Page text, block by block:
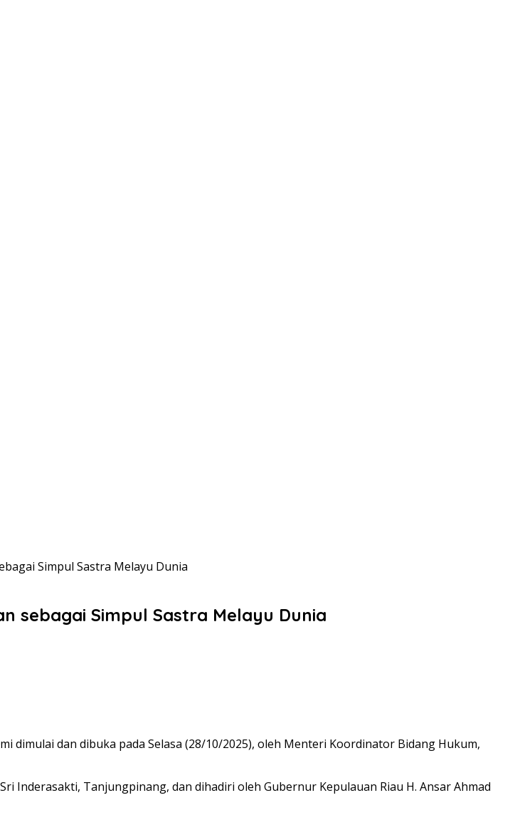
Simpul Sastra Melayu Dunia
sebagai Simpul Sastra Melayu Dunia
dimulai dan dibuka pada Selasa (28/10/2025), oleh Menteri Koordinator Bidang Hukum,
Inderasakti, Tanjungpinang, dan dihadiri oleh Gubernur Kepulauan Riau H. Ansar Ahmad